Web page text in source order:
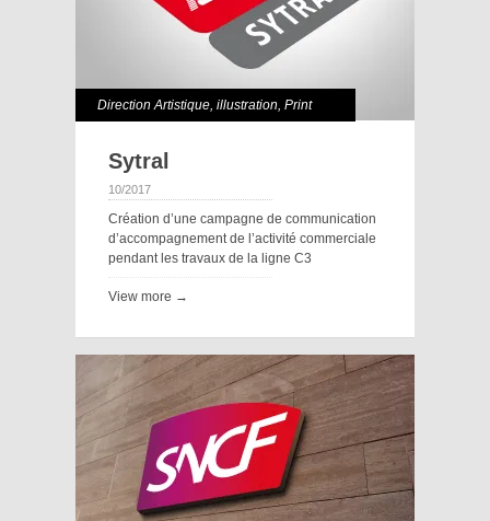
Direction Artistique, illustration, Print
Sytral
10/2017
Création d’une campagne de communication
d’accompagnement de l’activité commerciale
pendant les travaux de la ligne C3
View more →